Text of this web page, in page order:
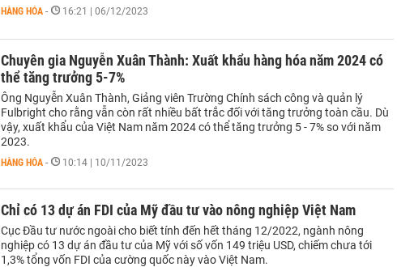
HÀNG HÓA - 16:21 | 06/12/2023
Chuyên gia Nguyễn Xuân Thành: Xuất khẩu hàng hóa năm 2024 có
thể tăng trưởng 5-7%
Ông Nguyễn Xuân Thành, Giảng viên Trường Chính sách công và quản lý
Fulbright cho rằng vẫn còn rất nhiều bất trắc đối với tăng trưởng toàn cầu. Dù
vậy, xuất khẩu của Việt Nam năm 2024 có thể tăng trưởng 5 - 7% so với năm
2023.
HÀNG HÓA - 10:14 | 10/11/2023
Chỉ có 13 dự án FDI của Mỹ đầu tư vào nông nghiệp Việt Nam
Cục Đầu tư nước ngoài cho biết tính đến hết tháng 12/2022, ngành nông
nghiệp có 13 dự án đầu tư của Mỹ với số vốn 149 triệu USD, chiếm chưa tới
1,3% tổng vốn FDI của cường quốc này vào Việt Nam.